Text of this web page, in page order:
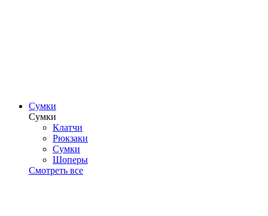
Сумки
Сумки
Клатчи
Рюкзаки
Сумки
Шоперы
Смотреть все